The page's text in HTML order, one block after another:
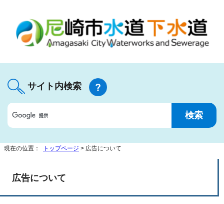
サイト内検索
現在の位置： トップページ > 広告について
広告について